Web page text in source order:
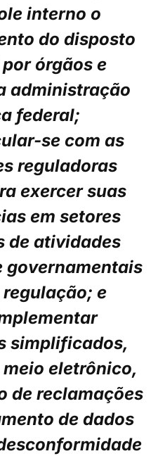
interno o
do disposto
órgãos e
administração
federal;
se com as
reguladoras
exercer suas
em setores
de atividades
governamentais
e
simplificados,
eletrônico,
de reclamações
de dados